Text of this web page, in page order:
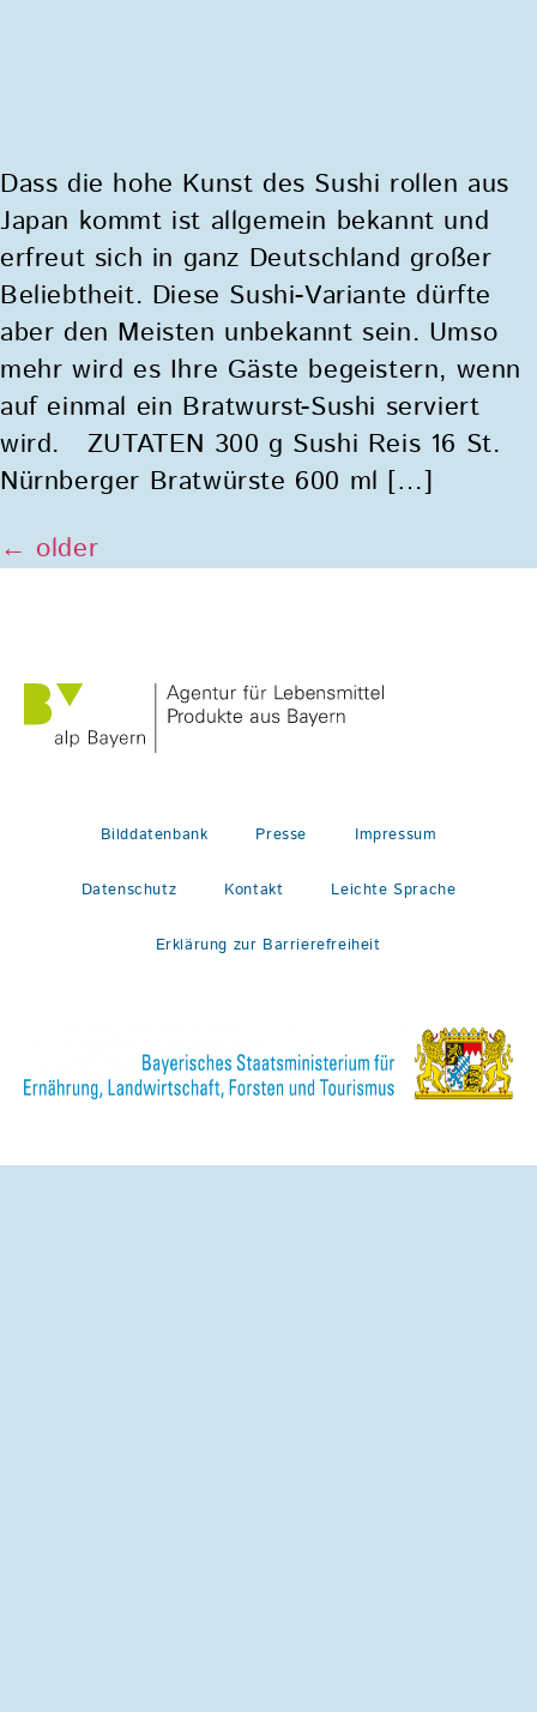
Dass die hohe Kunst des Sushi rollen aus
Japan kommt ist allgemein bekannt und
erfreut sich in ganz Deutschland großer
Beliebtheit. Diese Sushi-Variante dürfte
aber den Meisten unbekannt sein. Umso
mehr wird es Ihre Gäste begeistern, wenn
auf einmal ein Bratwurst-Sushi serviert
wird. ZUTATEN 300 g Sushi Reis 16 St.
Nürnberger Bratwürste 600 ml […]
← older
Bilddatenbank Presse Impressum
Datenschutz Kontakt Leichte Sprache
Erklärung zur Barrierefreiheit